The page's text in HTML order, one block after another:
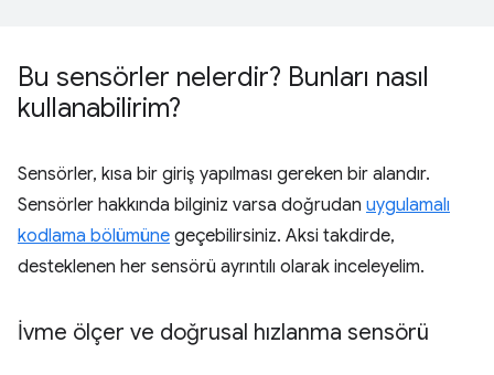
Bu sensörler nelerdir? Bunları nasıl
kullanabilirim?
Sensörler, kısa bir giriş yapılması gereken bir alandır.
Sensörler hakkında bilginiz varsa doğrudan uygulamalı
kodlama bölümüne geçebilirsiniz. Aksi takdirde,
desteklenen her sensörü ayrıntılı olarak inceleyelim.
İvme ölçer ve doğrusal hızlanma sensörü